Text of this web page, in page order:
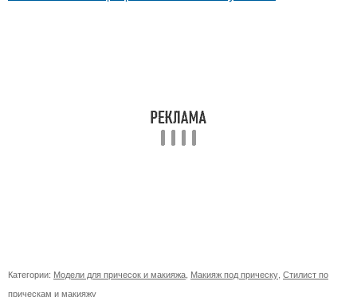
Категории: Модели для причесок и макияжа Макияж под прическу Стилист по
прическам и макияжу